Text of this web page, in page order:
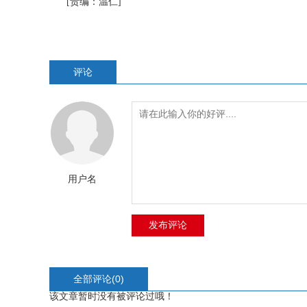
评论
用户名
全部评论(0)
该文章暂时没有被评论过哦！